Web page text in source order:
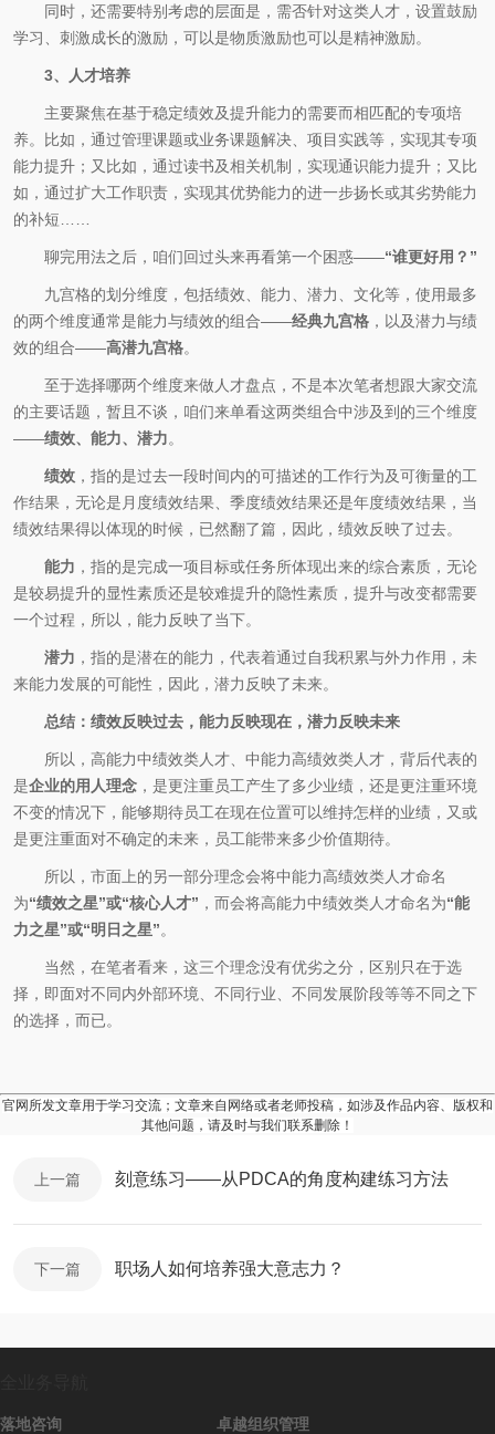
同时，还需要特别考虑的层面是，需否针对这类人才，设置鼓励
学习、刺激成长的激励，可以是物质激励也可以是精神激励。
3、人才培养
主要聚焦在基于稳定绩效及提升能力的需要而相匹配的专项培
养。比如，通过管理课题或业务课题解决、项目实践等，实现其专项
能力提升；又比如，通过读书及相关机制，实现通识能力提升；又比
如，通过扩大工作职责，实现其优势能力的进一步扬长或其劣势能力
的补短……
聊完用法之后，咱们回过头来再看第一个困惑——“谁更好用？”
九宫格的划分维度，包括绩效、能力、潜力、文化等，使用最多
的两个维度通常是能力与绩效的组合——经典九宫格 ，以及潜力与绩
效的组合——高潜九宫格。
至于选择哪两个维度来做人才盘点，不是本次笔者想跟大家交流
的主要话题，暂且不谈，咱们来单看这两类组合中涉及到的三个维度
——绩效、能力、潜力。
绩效 ，指的是过去一段时间内的可描述的工作行为及可衡量的工
作结果，无论是月度绩效结果、季度绩效结果还是年度绩效结果，当
绩效结果得以体现的时候，已然翻了篇，因此，绩效反映了过去。
能力 ，指的是完成一项目标或任务所体现出来的综合素质，无论
是较易提升的显性素质还是较难提升的隐性素质，提升与改变都需要
一个过程，所以，能力反映了当下。
潜力 ，指的是潜在的能力，代表着通过自我积累与外力作用，未
来能力发展的可能性，因此，潜力反映了未来。
总结：绩效反映过去，能力反映现在，潜力反映未来
所以，高能力中绩效类人才、中能力高绩效类人才，背后代表的
是企业的用人理念 ，是更注重员工产生了多少业绩，还是更注重环境
不变的情况下，能够期待员工在现在位置可以维持怎样的业绩，又或
是更注重面对不确定的未来，员工能带来多少价值期待。
所以，市面上的另一部分理念会将中能力高绩效类人才命名
为“绩效之星”或“核心人才” ，而会将高能力中绩效类人才命名为“能
力之星”或“明日之星”。
当然，在笔者看来，这三个理念没有优劣之分，区别只在于选
择，即面对不同内外部环境、不同行业、不同发展阶段等等不同之下
的选择，而已。
官网所发文章用于学习交流；文章来自网络或者老师投稿，如涉及作品内容、版权和
其他问题，请及时与我们联系删除！
上一篇 刻意练习——从PDCA的角度构建练习方法
下一篇 职场人如何培养强大意志力？
落地咨询 卓越组织管理